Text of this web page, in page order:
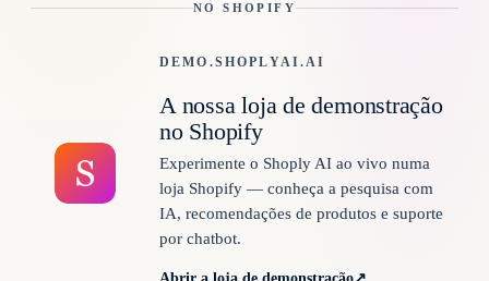
NO SHOPIFY
DEMO.SHOPLYAI.AI
A nossa loja de demonstração
no Shopify
Experimente o Shoply AI ao vivo numa
loja Shopify — conheça a pesquisa com
IA, recomendações de produtos e suporte
por chatbot.